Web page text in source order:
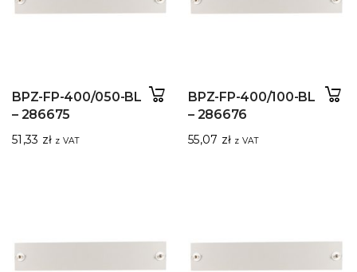
BPZ-FP-400/050-BL
– 286675
51,33 zł z VAT
BPZ-FP-400/100-BL
– 286676
55,07 zł z VAT